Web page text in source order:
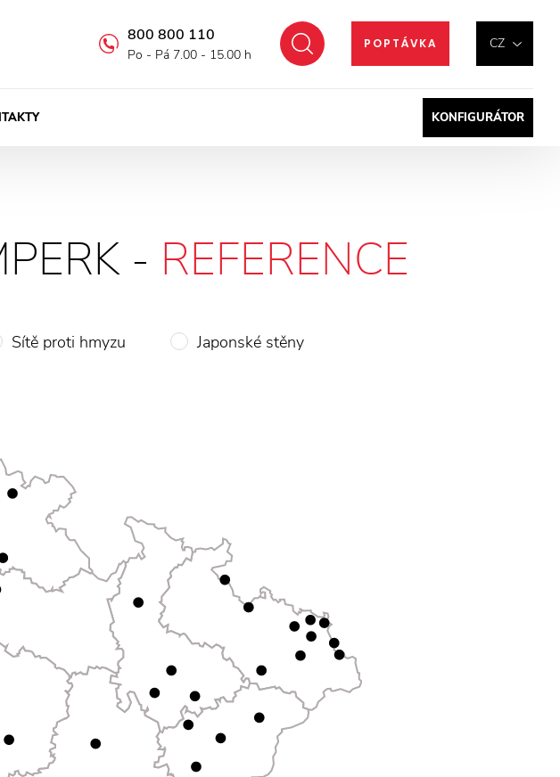
CZ
POPTÁVKA
Hledat
800 800 110
Po - Pá 7.00 - 15.00 h
KONFIGURÁTOR
- REFERENCE
Sítě proti hmyzu Japonské stěny